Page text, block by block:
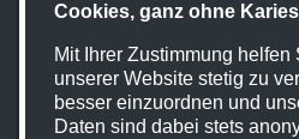
Cookies, ganz ohne
Mit Ihrer Zustimmung
unserer Website stetig zu
besser einzuordnen und
Daten sind dabei stets